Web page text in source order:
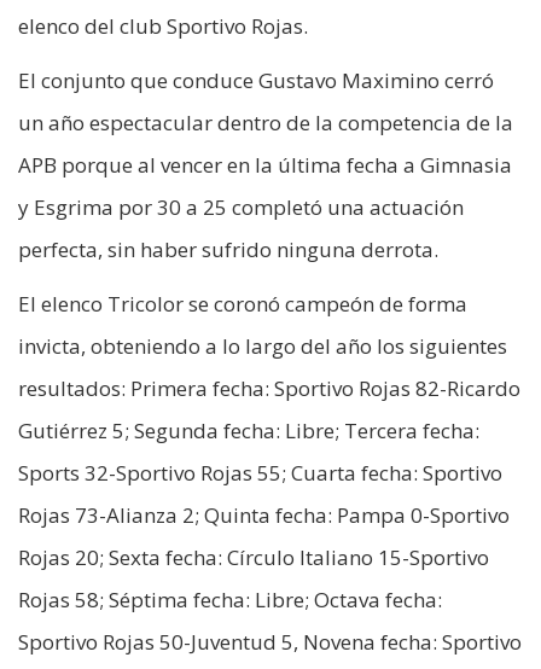
elenco del club Sportivo Rojas.
El conjunto que conduce Gustavo Maximino cerró
un año espectacular dentro de la competencia de la
APB porque al vencer en la última fecha a Gimnasia
y Esgrima por 30 a 25 completó una actuación
perfecta, sin haber sufrido ninguna derrota.
El elenco Tricolor se coronó campeón de forma
invicta, obteniendo a lo largo del año los siguientes
resultados: Primera fecha: Sportivo Rojas 82-Ricardo
Gutiérrez 5; Segunda fecha: Libre; Tercera fecha:
Sports 32-Sportivo Rojas 55; Cuarta fecha: Sportivo
Rojas 73-Alianza 2; Quinta fecha: Pampa 0-Sportivo
Rojas 20; Sexta fecha: Círculo Italiano 15-Sportivo
Rojas 58; Séptima fecha: Libre; Octava fecha:
Sportivo Rojas 50-Juventud 5, Novena fecha: Sportivo